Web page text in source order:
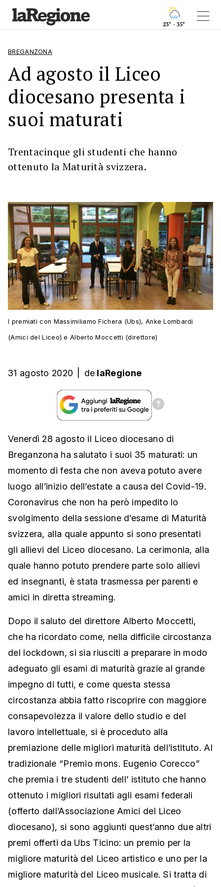
23° - 35°
BREGANZONA
Ad agosto il Liceo
diocesano presenta i
suoi maturati
Trentacinque gli studenti che hanno
ottenuto la Maturità svizzera.
I premiati con Massimiliamo Fichera (Ubs), Anke Lombardi
(Amici del Liceo) e Alberto Moccetti (direttore)
31 agosto 2020 de laRegione
Venerdì 28 agosto il Liceo diocesano di
Breganzona ha salutato i suoi 35 maturati: un
momento di festa che non aveva potuto avere
luogo all’inizio dell’estate a causa del Covid-19.
Coronavirus che non ha però impedito lo
svolgimento della sessione d’esame di Maturità
svizzera, alla quale appunto si sono presentati
gli allievi del Liceo diocesano. La cerimonia, alla
quale hanno potuto prendere parte solo allievi
ed insegnanti, è stata trasmessa per parenti e
amici in diretta streaming.
Dopo il saluto del direttore Alberto Moccetti,
che ha ricordato come, nella difficile circostanza
del lockdown, si sia riusciti a preparare in modo
adeguato gli esami di maturità grazie al grande
impegno di tutti, e come questa stessa
circostanza abbia fatto riscoprire con maggiore
consapevolezza il valore dello studio e del
lavoro intellettuale, si è proceduto alla
premiazione delle migliori maturità dell’istituto. Al
tradizionale “Premio mons. Eugenio Corecco”
che premia i tre studenti dell’ istituto che hanno
ottenuto i migliori risultati agli esami federali
(offerto dall’Associazione Amici del Liceo
diocesano), si sono aggiunti quest’anno due altri
premi offerti da Ubs Ticino: un premio per la
migliore maturità del Liceo artistico e uno per la
migliore maturità del Liceo musicale. Si tratta di